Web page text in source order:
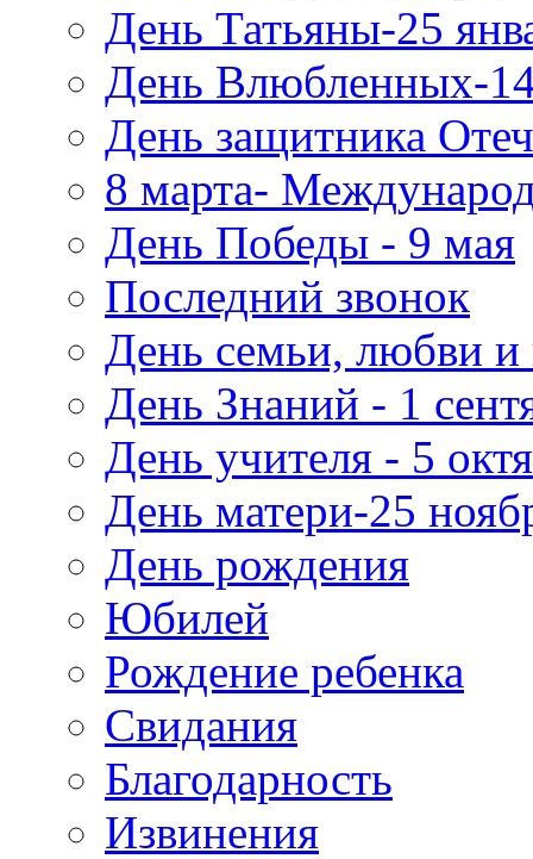
День Татьяны-25
День Влюбленных-
День защитника
8 марта-
День Победы - 9 мая
Последний звонок
День семьи, любви и
День Знаний - 1
День учителя - 5
День матери-25
День рождения
Юбилей
Рождение ребенка
Свидания
Благодарность
Извинения